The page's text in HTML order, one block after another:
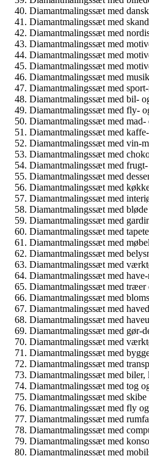
Diamantmalingssæt med
Diamantmalingssæt med
Diamantmalingssæt med
Diamantmalingssæt med
Diamantmalingssæt med
Diamantmalingssæt med
Diamantmalingssæt med
Diamantmalingssæt med
Diamantmalingssæt med bil-
Diamantmalingssæt med fly-
Diamantmalingssæt med
Diamantmalingssæt med
Diamantmalingssæt med vin-
Diamantmalingssæt med
Diamantmalingssæt med
Diamantmalingssæt med
Diamantmalingssæt med
Diamantmalingssæt med
Diamantmalingssæt med
Diamantmalingssæt med
Diamantmalingssæt med
Diamantmalingssæt med
Diamantmalingssæt med
Diamantmalingssæt med
Diamantmalingssæt med
Diamantmalingssæt med træer
Diamantmalingssæt med
Diamantmalingssæt med
Diamantmalingssæt med
Diamantmalingssæt med gør-
Diamantmalingssæt med
Diamantmalingssæt med
Diamantmalingssæt med
Diamantmalingssæt med biler,
Diamantmalingssæt med tog
Diamantmalingssæt med skibe
Diamantmalingssæt med fly
Diamantmalingssæt med
Diamantmalingssæt med
Diamantmalingssæt med
Diamantmalingssæt med